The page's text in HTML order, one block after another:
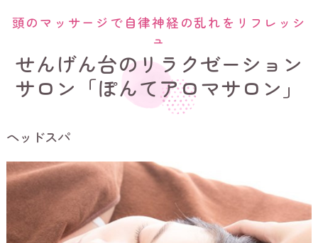
せんげん台のリラクゼーション
サロン「ぽんてアロマサロン」
頭のマッサージで自律神経の乱れをリフレッシ
ュ
ヘッドスパ